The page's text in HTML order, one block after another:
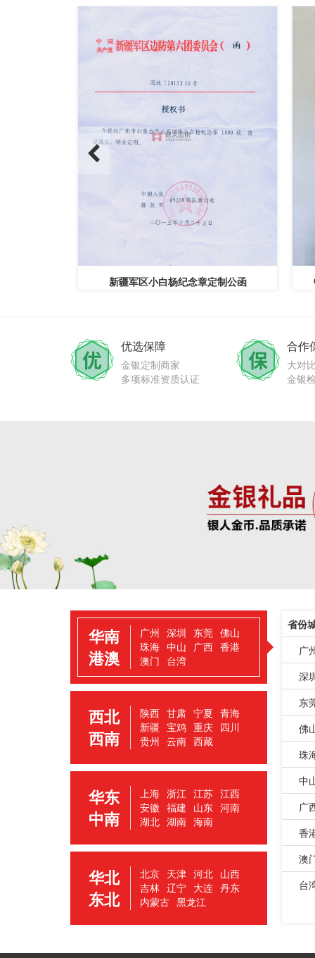
新疆军区小白杨纪念章定制公函 中共安康
优选保障
金银定制商家
多项标准资质认证
合作
大对
金银
华南
港澳
广州 深圳 东莞 佛山
珠海 中山 广西 香港
澳门 台湾
西北
西南
陕西 甘肃 宁夏 青海
新疆 宝鸡 重庆 四川
贵州 云南 西藏
华东
中南
上海 浙江 江苏 江西
安徽 福建 山东 河南
湖北 湖南 海南
华北
东北
北京 天津 河北 山西
吉林 辽宁 大连 丹东
内蒙古 黑龙江
省份
广
深
东
佛
珠
中
广
香
澳
台